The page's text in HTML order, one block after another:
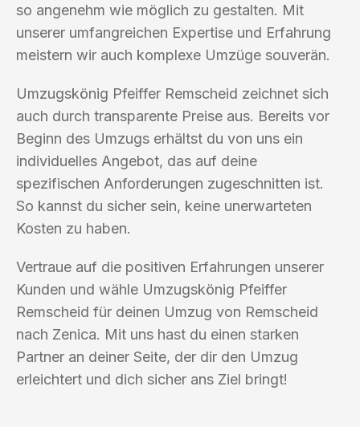
so angenehm wie möglich zu gestalten. Mit
unserer umfangreichen Expertise und Erfahrung
meistern wir auch komplexe Umzüge souverän.
Umzugskönig Pfeiffer Remscheid zeichnet sich
auch durch transparente Preise aus. Bereits vor
Beginn des Umzugs erhältst du von uns ein
individuelles Angebot, das auf deine
spezifischen Anforderungen zugeschnitten ist.
So kannst du sicher sein, keine unerwarteten
Kosten zu haben.
Vertraue auf die positiven Erfahrungen unserer
Kunden und wähle Umzugskönig Pfeiffer
Remscheid für deinen Umzug von Remscheid
nach Zenica. Mit uns hast du einen starken
Partner an deiner Seite, der dir den Umzug
erleichtert und dich sicher ans Ziel bringt!